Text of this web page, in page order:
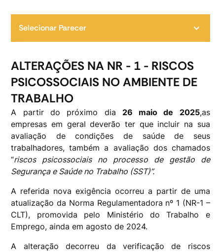
Selecionar Parecer
ALTERAÇÕES NA NR - 1 - RISCOS
PSICOSSOCIAIS NO AMBIENTE DE
TRABALHO
A partir do próximo dia 26 maio de 2025,as
empresas em geral deverão ter que incluir na sua
avaliação de condições de saúde de seus
trabalhadores, também a avaliação dos chamados
“riscos psicossociais no processo de gestão de
Segurança e Saúde no Trabalho (SST)”.
A referida nova exigência ocorreu a partir de uma
atualização da Norma Regulamentadora nº 1 (NR-1 –
CLT), promovida pelo Ministério do Trabalho e
Emprego, ainda em agosto de 2024.
A alteração decorreu da verificação de riscos